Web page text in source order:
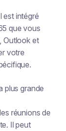
est intégré
que vous
Outlook et
votre
plus grande
réunions de
Il peut